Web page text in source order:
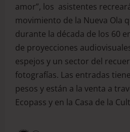
amor”, los asistentes
movimiento de la Nueva Ola
durante la década de los 60
de proyecciones
espejos y un sector del
fotografías. Las entradas
pesos y están a la venta a
Ecopass y en la Casa de la